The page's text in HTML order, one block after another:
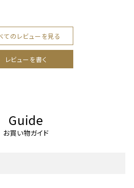
てのレビューを見る
レビューを書く
Guide
お買い物ガイド